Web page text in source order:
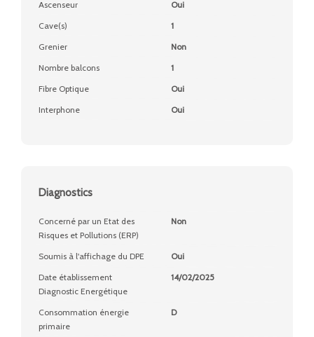
Ascenseur
Oui
Cave(s)
1
Grenier
Non
Nombre balcons
1
Fibre Optique
Oui
Interphone
Oui
Diagnostics
Concerné par un Etat des
Risques et Pollutions (ERP)
Non
Soumis à l'affichage du DPE
Oui
Date établissement
Diagnostic Energétique
14/02/2025
Consommation énergie
primaire
D